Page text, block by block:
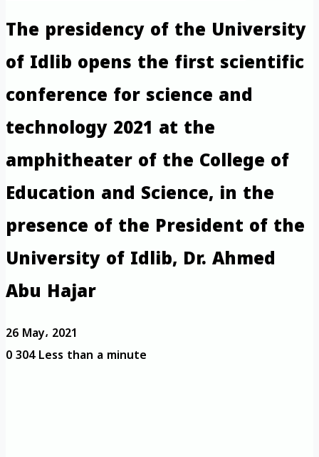
The presidency of the University
of Idlib opens the first scientific
conference for science and
technology 2021 at the
amphitheater of the College of
Education and Science, in the
presence of the President of the
University of Idlib, Dr. Ahmed
Abu Hajar
26 May، 2021
0304Less than a minute